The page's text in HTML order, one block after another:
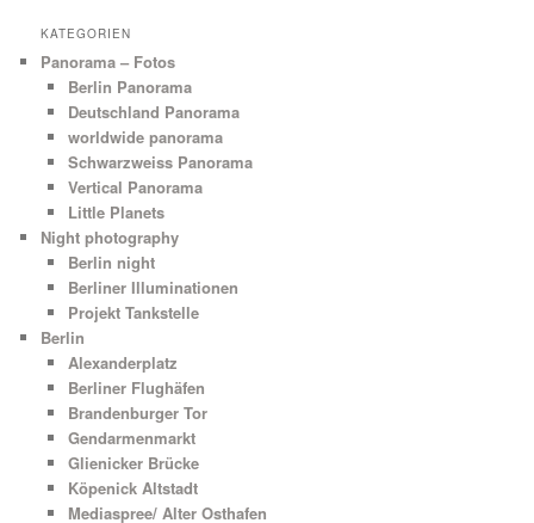
KATEGORIEN
Panorama – Fotos
Berlin Panorama
Deutschland Panorama
worldwide panorama
Schwarzweiss Panorama
Vertical Panorama
Little Planets
Night photography
Berlin night
Berliner Illuminationen
Projekt Tankstelle
Berlin
Alexanderplatz
Berliner Flughäfen
Brandenburger Tor
Gendarmenmarkt
Glienicker Brücke
Köpenick Altstadt
Mediaspree/ Alter Osthafen